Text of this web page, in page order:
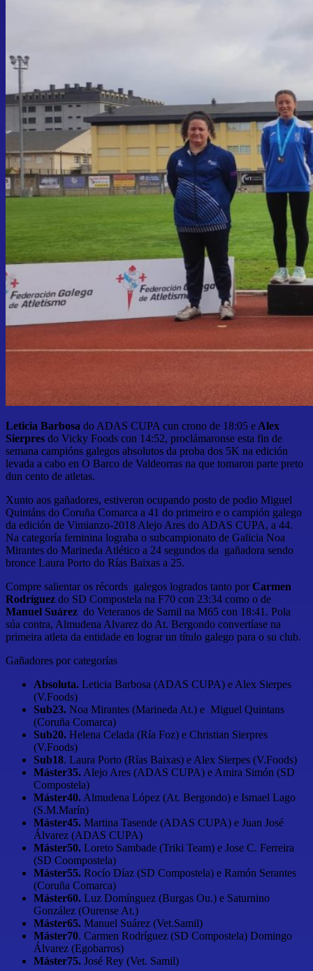
Leticia Barbosa do ADAS CUPA cun crono de 18:05 e Alex
Sierpres do Vicky Foods con 14:52, proclámaronse esta fin de
semana campións galegos absolutos da proba dos 5K na edición
levada a cabo en O Barco de Valdeorras na que tomaron parte preto
dun cento de atletas.
Xunto aos gañadores, estiveron ocupando posto de podio Miguel
Quintáns do Coruña Comarca a 41 do primeiro e o campión galego
da edición de Vimianzo-2018 Alejo Ares do ADAS CUPA, a 44.
Na categoría feminina lograba o subcampionato de Galicia Noa
Mirantes do Marineda Atlético a 24 segundos da gañadora sendo
bronce Laura Porto do Rías Baixas a 25.
Compre salientar os récords galegos logrados tanto porCarmen
Rodríguez do SD Compostela na F70 con 23:34 como o de
Manuel Suárez do Veteranos de Samil na M65 con 18:41. Pola
súa contra, Almudena Alvarez do At. Bergondo convertíase na
primeira atleta da entidade en lograr un título galego para o su club.
Gañadores por categorías
Absoluta. Leticia Barbosa (ADAS CUPA) e Alex Sierpes
(V.Foods)
Sub23. Noa Mirantes (Marineda At.) e Miguel Quintans
(Coruña Comarca)
Sub20. Helena Celada (Ría Foz) e Christian Sierpres
(V.Foods)
Sub18. Laura Porto (Rías Baixas) e Alex Sierpes (V.Foods)
Máster35. Alejo Ares (ADAS CUPA) e Amira Simón (SD
Compostela)
Máster40. Almudena López (At. Bergondo) e Ismael Lago
(S.M.Marín)
Máster45. Martina Tasende (ADAS CUPA) e Juan José
Álvarez (ADAS CUPA)
Máster50. Loreto Sambade (Triki Team) e Jose C. Ferreira
(SD Coompostela)
Máster55. Rocío Díaz (SD Compostela) e Ramón Serantes
(Coruña Comarca)
Máster60. Luz Domínguez (Burgas Ou.) e Saturnino
González (Ourense At.)
Máster65. Manuel Suárez (Vet.Samil)
Máster70. Carmen Rodríguez (SD Compostela) Domingo
Álvarez (Egobarros)
Máster75. José Rey (Vet. Samil)